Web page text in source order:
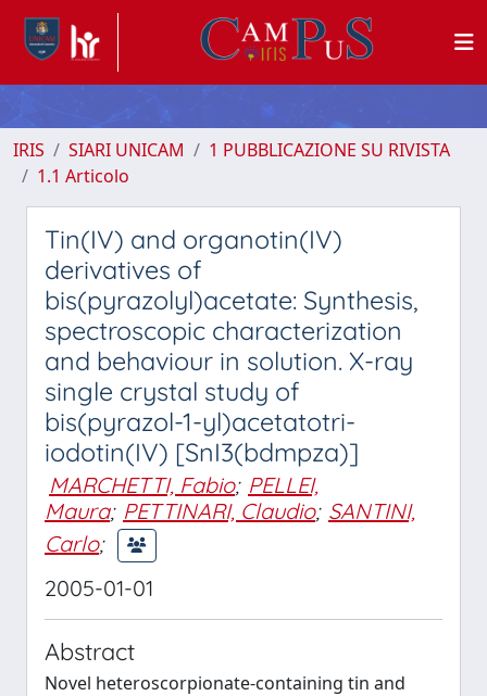
IRIS SIARI UNICAM
1 PUBBLICAZIONE SU RIVISTA
1.1 Articolo
Tin(IV) and organotin(IV)
derivatives of
bis(pyrazolyl)acetate: Synthesis,
spectroscopic characterization
and behaviour in solution. X-ray
single crystal study of
bis(pyrazol-1-yl)acetatotri-
iodotin(IV) [SnI3(bdmpza)]
MARCHETTI, Fabio; PELLEI,
Maura; PETTINARI, Claudio; SANTINI,
Carlo;
2005-01-01
Abstract
Novel heteroscorpionate-containing tin and